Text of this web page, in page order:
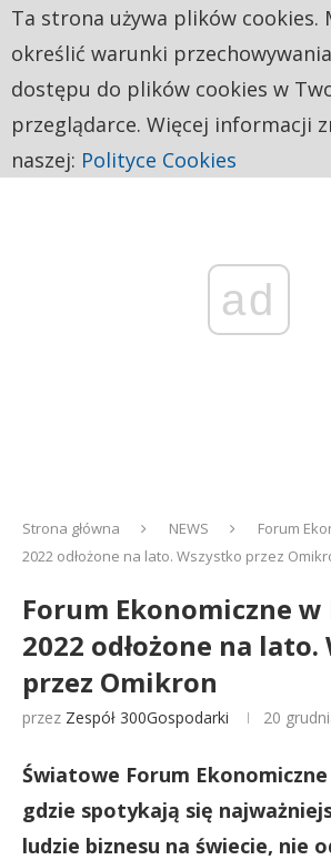
ad
Strona główna NEWS
Forum
2022 odłożone na lato. Wszystko przez
Forum Ekonomiczne w
2022 odłożone na lato.
przez Omikron
przez Zespół 300Gospodarki 20
Światowe Forum
gdzie spotykają się
ludzie biznesu na świecie, nie
Ta strona używa plików cookies.
określić warunki
dostępu do plików cookies w
przeglądarce. Więcej informacji
naszej: Polityce Cookies